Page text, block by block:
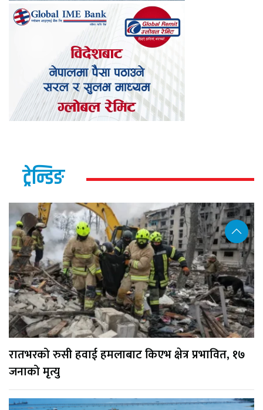
ट्रेन्डिङ
रातभरको रुसी हवाई हमलाबाट किएभ क्षेत्र प्रभावित, १७
जनाको मृत्यु